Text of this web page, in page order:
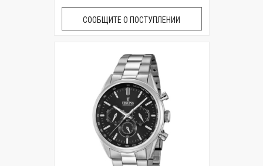
СООБЩИТЕ О ПОСТУПЛЕНИИ